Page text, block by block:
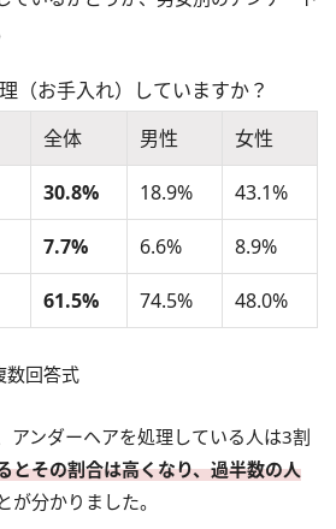
（お手入れ）していますか？
全体
男性 女性
30.8% 18.9% 43.1%
7.7% 6.6% 8.9%
61.5% 74.5% 48.0%
回答式
アンダーヘアを処理している人は3割
とその割合は高くなり、過半数の人
が分かりました。